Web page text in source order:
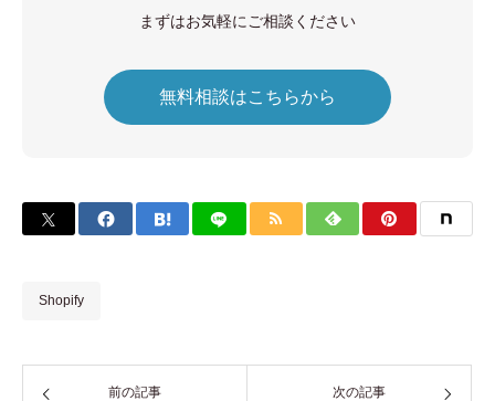
まずはお気軽にご相談ください
無料相談はこちらから
Shopify
前の記事 次の記事